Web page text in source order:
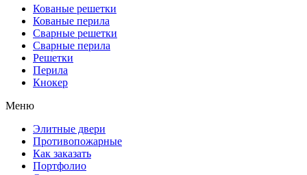
Кованые решетки
Кованые перила
Сварные решетки
Сварные перила
Решетки
Перила
Кнокер
Меню
Элитные двери
Противопожарные
Как заказать
Портфолио